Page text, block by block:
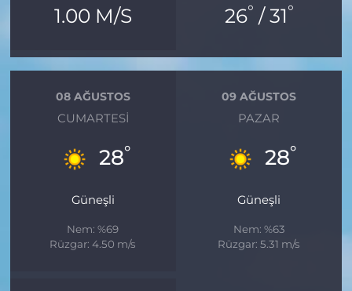
1.00 M/S 26° / 31°
08 AĞUSTOS
CUMARTESI
28°
Güneşli
Nem: %69
Rüzgar: 4.50 m/s
09 AĞUSTOS
PAZAR
28°
Güneşli
Nem: %63
Rüzgar: 5.31 m/s